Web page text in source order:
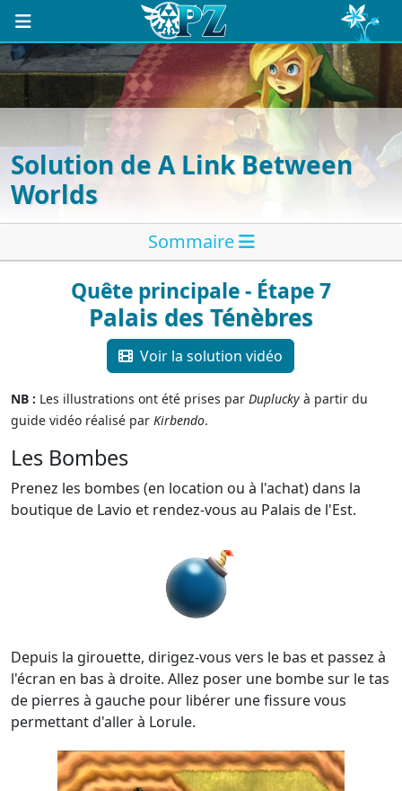
Solution de A Link Between
Worlds
Sommaire
Quête principale - Étape 7
Palais des Ténèbres
Voir la solution vidéo
NB : Les illustrations ont été prises par Duplucky à partir du
guide vidéo réalisé par Kirbendo.
Les Bombes
Prenez les bombes (en location ou à l'achat) dans la
boutique de Lavio et rendez-vous au Palais de l'Est.
Depuis la girouette, dirigez-vous vers le bas et passez à
l'écran en bas à droite. Allez poser une bombe sur le tas
de pierres à gauche pour libérer une fissure vous
permettant d'aller à Lorule.